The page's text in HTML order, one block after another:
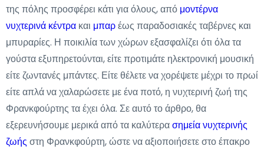
της πόλης προσφέρει κάτι για όλους, από μοντέρνα
νυχτερινά κέντρα και μπαρέως παραδοσιακές ταβέρνες και
μπυραρίες. Η ποικιλία των χώρων εξασφαλίζει ότι όλα τα
γούστα εξυπηρετούνται, είτε προτιμάτε ηλεκτρονική μουσική
είτε ζωντανές μπάντες. Είτε θέλετε να χορέψετε μέχρι το πρωί
είτε απλά να χαλαρώσετε με ένα ποτό, η νυχτερινή ζωή της
Φρανκφούρτης τα έχει όλα. Σε αυτό το άρθρο, θα
εξερευνήσουμε μερικά από τα καλύτερασημεία νυχτερινής
ζωής στη Φρανκφούρτη, ώστε να αξιοποιήσετε στο έπακρο